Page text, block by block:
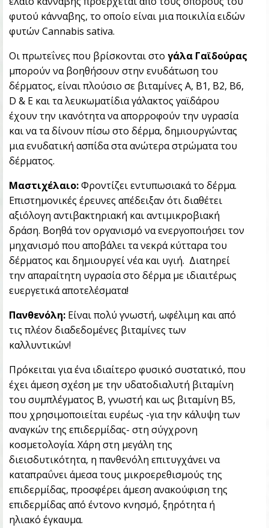
φυτού κάνναβης, το οποίο είναι μια ποικιλία ειδών
φυτών Cannabis sativa.
Οι πρωτεΐνες που βρίσκονται στο γάλα Γαϊδούρας
μπορούν να βοηθήσουν στην ενυδάτωση του
δέρματος, είναι πλούσιο σε βιταμίνες Α, Β1, Β2, Β6,
D & E και τα λευκωματίδια γάλακτος γαϊδάρου
έχουν την ικανότητα να απορροφούν την υγρασία
και να τα δίνουν πίσω στο δέρμα, δημιουργώντας
μια ενυδατική ασπίδα στα ανώτερα στρώματα του
δέρματος.
Μαστιχέλαιο:Φροντίζει εντυπωσιακά το δέρμα.
Επιστημονικές έρευνες απέδειξαν ότι διαθέτει
αξιόλογη αντιβακτηριακή και αντιμικροβιακή
δράση. Βοηθά τον οργανισμό να ενεργοποιήσει τον
μηχανισμό που αποβάλει τα νεκρά κύτταρα του
δέρματος και δημιουργεί νέα και υγιή. Διατηρεί
την απαραίτητη υγρασία στο δέρμα με ιδιαιτέρως
ευεργετικά αποτελέσματα!
Πανθενόλη: Είναι πολύ γνωστή, ωφέλιμη και από
τις πλέον διαδεδομένες βιταμίνες των
καλλυντικών!
Πρόκειται για ένα ιδιαίτερο φυσικό συστατικό, που
έχει άμεση σχέση με την υδατοδιαλυτή βιταμίνη
του συμπλέγματος Β, γνωστή και ως βιταμίνη Β5,
που χρησιμοποιείται ευρέως -για την κάλυψη των
αναγκών της επιδερμίδας- στη σύγχρονη
κοσμετολογία. Χάρη στη μεγάλη της
διεισδυτικότητα, η πανθενόλη επιτυγχάνει να
καταπραΰνει άμεσα τους μικροερεθισμούς της
επιδερμίδας, προσφέρει άμεση ανακούφιση της
επιδερμίδας από έντονο κνησμό, ξηρότητα ή
ηλιακό έγκαυμα.